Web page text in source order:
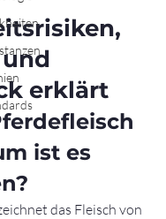
erklärt
ist es
das Fleisch von